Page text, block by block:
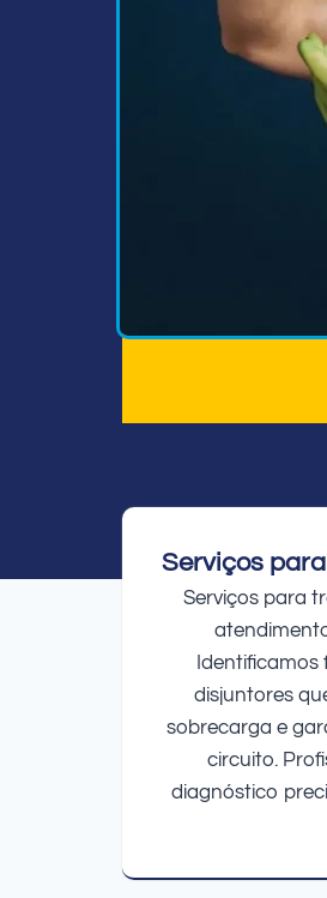
Serviços
Serviços para
Identificamos
disjuntores
sobrecarga e
circuito.
diagnóstico